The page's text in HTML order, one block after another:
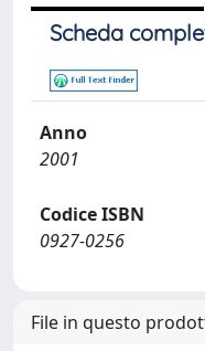
Scheda
Anno
2001
Codice ISBN
0927-0256
File in questo